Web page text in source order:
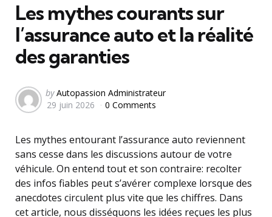
Les mythes courants sur
l’assurance auto et la réalité
des garanties
Posted
by
by Autopassion Administrateur
29 juin 2026
0 Comments
Les mythes entourant l’assurance auto reviennent
sans cesse dans les discussions autour de votre
véhicule. On entend tout et son contraire: recolter
des infos fiables peut s’avérer complexe lorsque des
anecdotes circulent plus vite que les chiffres. Dans
cet article, nous disséquons les idées reçues les plus